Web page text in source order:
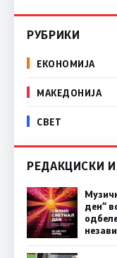
РУБРИКИ
ЕКОНОМИЈА
МАКЕДОНИЈА
СВЕТ
РЕДАКЦИСКИ
ден“